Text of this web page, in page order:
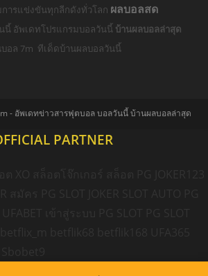
การแข่งขันทุกลีกดังทั่วโลก ผลบอลสด
นี้ อัพเดทโปรแกรมบอลวันนี้ บ้านผลบอลล่าสุด
อล 7m ทีเด็ดบ้านผลบอลวันนี้
- อัพเดทข่าวสารฟุตบอล บอลวันนี้ บ้านผลบอลล่าสุด
PARTNER